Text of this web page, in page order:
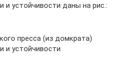
и устойчивости даны на рис.:
пресса (из домкрата)
и устойчивости